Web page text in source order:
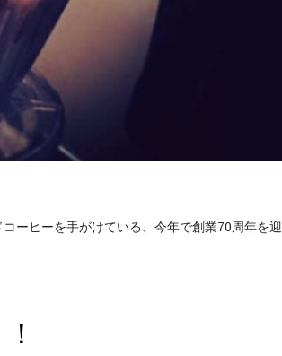
ーヒーを手がけている、今年で創業70周年を